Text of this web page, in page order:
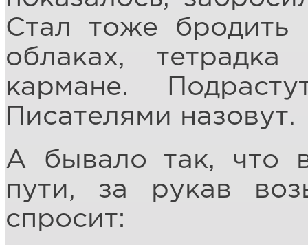
Стал тоже бродить
облаках,
кармане.
Писателями назовут.
А бывало так, что
пути, за рукав
спросит: